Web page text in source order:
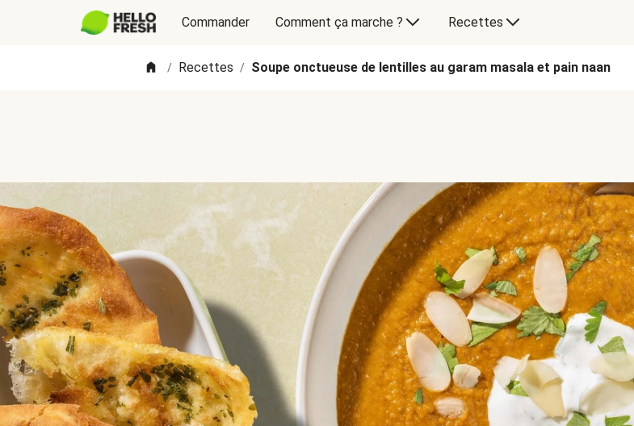
Commander Comment ça marche ? Recettes
/ Recettes / Soupe onctueuse de lentilles au garam masala et pain naan